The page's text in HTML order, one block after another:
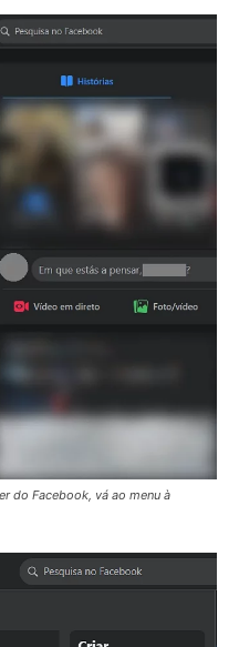
do Facebook, vá ao menu à